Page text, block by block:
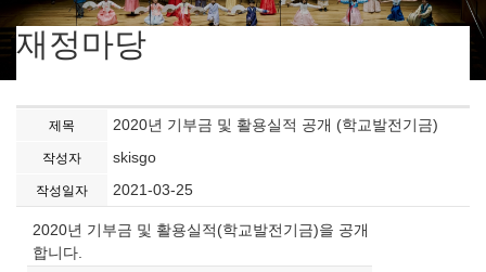
재정마당
제목 2020년 기부금 및 활용실적 공개 (학교발전기금)
작성자 skisgo
작성일자 2021-03-25
2020년 기부금 및 활용실적(학교발전기금)을 공개
합니다.